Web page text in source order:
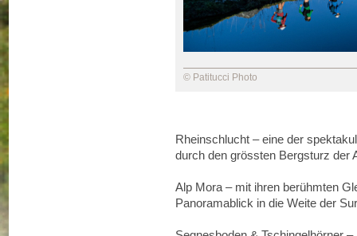
© Patitucci Photo
Rheinschlucht – eine der
durch den grössten Bergsturz der
Alp Mora – mit ihren berühmten
Panoramablick in die Weite der